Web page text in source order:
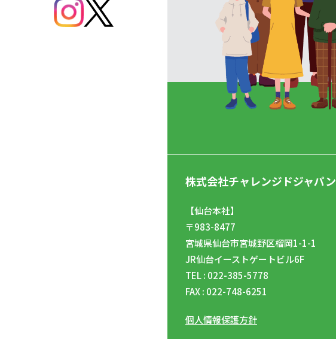
株式会社チャレンジドジャパン
【仙台本社】
〒983-8477
宮城県仙台市宮城野区榴岡1-1-1
JR仙台イーストゲートビル6F
TEL : 022-385-5778
FAX : 022-748-6251
個人情報保護方針